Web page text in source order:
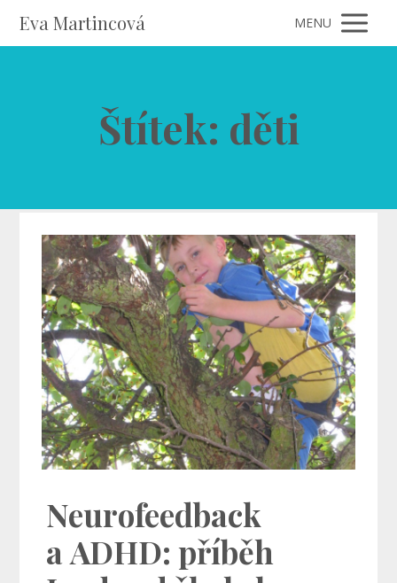
Eva Martincová MENU
Štítek: děti
Neurofeedback
a ADHD: příběh